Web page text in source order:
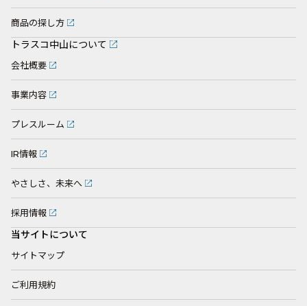
商品の探し方
トラスコ中山について
会社概要
事業内容
プレスルーム
IR情報
やさしさ、未来へ
採用情報
当サイトについて
サイトマップ
ご利用規約